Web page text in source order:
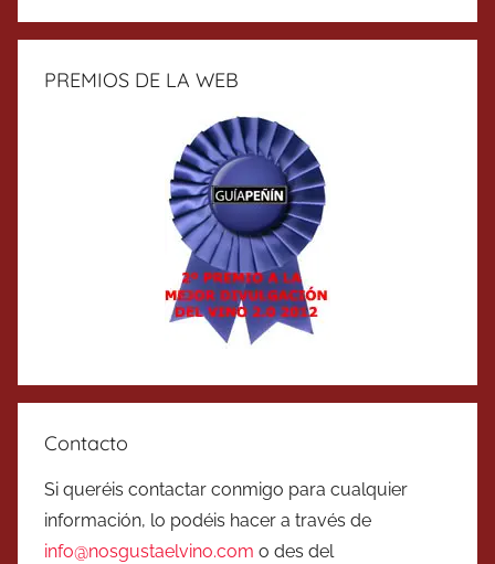
PREMIOS DE LA WEB
Contacto
Si queréis contactar conmigo para cualquier
información, lo podéis hacer a través de
info@nosgustaelvino.com o des del